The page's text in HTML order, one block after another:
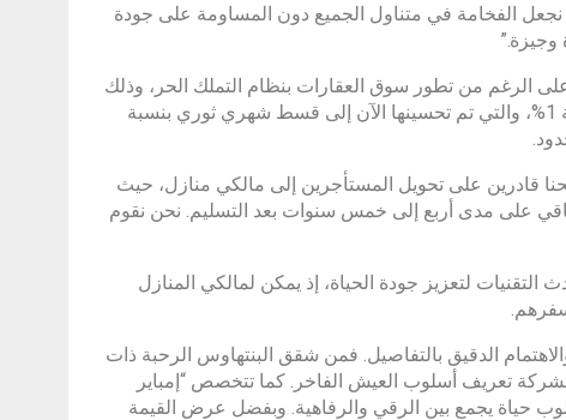
نجعل الفخامة في متناول الجميع دون المساومة على جودة
وجيزة.”
الرغم من تطور سوق العقارات بنظام التملك الحر، وذلك
بسبب ارتفاع تكاليف تملّك المنازل. إن خطتنا الرائدة للسداد الشهري بنسبة 1%، والتي تم تحسينها الآن إلى قسط شهري ثوري بنسبة
قادرين على تحويل المستأجرين إلى مالكي منازل، حيث
على مدى أربع إلى خمس سنوات بعد التسليم. نحن نقوم
لتعزيز جودة الحياة، إذ يمكن لمالكي المنازل
الدقيق بالتفاصيل. فمن شقق البنتهاوس الرحبة ذات
الشركة تعريف أسلوب العيش الفاخر. كما تتخصص “إمباير
حياة يجمع بين الرقي والرفاهية. وبفضل عرض القيمة